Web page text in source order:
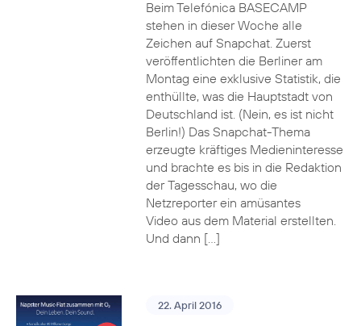
Beim Telefónica BASECAMP
stehen in dieser Woche alle
Zeichen auf Snapchat. Zuerst
veröffentlichten die Berliner am
Montag eine exklusive Statistik, die
enthüllte, was die Hauptstadt von
Deutschland ist. (Nein, es ist nicht
Berlin!) Das Snapchat-Thema
erzeugte kräftiges Medieninteresse
und brachte es bis in die Redaktion
der Tagesschau, wo die
Netzreporter ein amüsantes
Video aus dem Material erstellten.
Und dann […]
22. April 2016